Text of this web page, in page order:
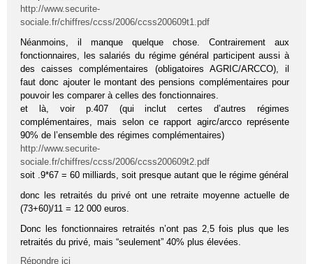
http://www.securite-
sociale.fr/chiffres/ccss/2006/ccss200609t1.pdf
Néanmoins, il manque quelque chose. Contrairement aux
fonctionnaires, les salariés du régime général participent aussi à
des caisses complémentaires (obligatoires AGRIC/ARCCO), il
faut donc ajouter le montant des pensions complémentaires pour
pouvoir les comparer à celles des fonctionnaires.
et là, voir p.407 (qui inclut certes d’autres régimes
complémentaires, mais selon ce rapport agirc/arcco représente
90% de l’ensemble des régimes complémentaires)
http://www.securite-
sociale.fr/chiffres/ccss/2006/ccss200609t2.pdf
soit .9*67 = 60 milliards, soit presque autant que le régime général
donc les retraités du privé ont une retraite moyenne actuelle de
(73+60)/11 = 12 000 euros.
Donc les fonctionnaires retraités n’ont pas 2,5 fois plus que les
retraités du privé, mais “seulement” 40% plus élevées.
Répondre ici